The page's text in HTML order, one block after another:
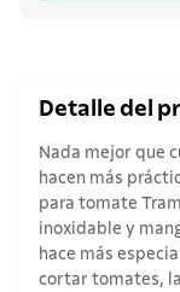
Detalle del
Nada mejor que
hacen más
para tomate
inoxidable y
hace más
cortar tomates,